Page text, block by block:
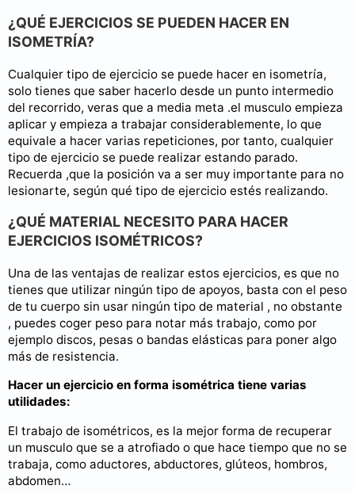
¿QUÉ EJERCICIOS SE PUEDEN HACER EN
ISOMETRÍA?
Cualquier tipo de ejercicio se puede hacer en isometría,
solo tienes que saber hacerlo desde un punto intermedio
del recorrido, veras que a media meta .el musculo empieza
aplicar y empieza a trabajar considerablemente, lo que
equivale a hacer varias repeticiones, por tanto, cualquier
tipo de ejercicio se puede realizar estando parado.
Recuerda ,que la posición va a ser muy importante para no
lesionarte, según qué tipo de ejercicio estés realizando.
¿QUÉ MATERIAL NECESITO PARA HACER
EJERCICIOS ISOMÉTRICOS?
Una de las ventajas de realizar estos ejercicios, es que no
tienes que utilizar ningún tipo de apoyos, basta con el peso
de tu cuerpo sin usar ningún tipo de material , no obstante
, puedes coger peso para notar más trabajo, como por
ejemplo discos, pesas o bandas elásticas para poner algo
más de resistencia.
Hacer un ejercicio en forma isométrica tiene varias
utilidades:
El trabajo de isométricos, es la mejor forma de recuperar
un musculo que se a atrofiado o que hace tiempo que no se
trabaja, como aductores, abductores, glúteos, hombros,
abdomen…